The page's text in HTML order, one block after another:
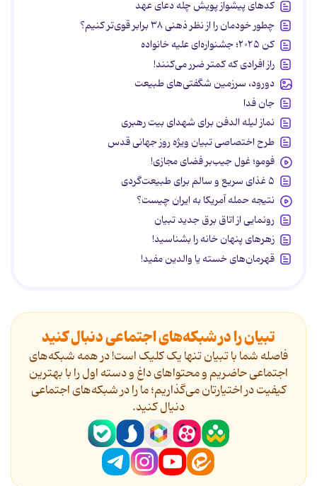
کدهای پیشواز پویش چله دعای عهد
چطور خودمان را از نظر ذهنی ۳۸ برابر قوی‌تر کنیم؟
کن ۲۰۲۵؛ جشنواره‌ای علیه خانواده
راز افرادی که کمتر ضرر می‌کنند!
دورود، سرزمین شگفتی‌های طبیعت
جان فدا
نماز لیله الدفن برای شهدای بیت رهبری
طرح اختصاصی تبیان ویژه روز جهانی قدس
فومو؛ غول جیب‌بر فضای مجازی!
۵ غذای سریع و سالم برای طبیعت‌گردی
نتیجه حمله آمریکا به ایران چیست؟
رونمایی از اتاق برق جدید تبیان
زهرهای پنهان خانه را بشناسید!
قهرمان‌های خسته یا والدین مفید!
تبیان را در شبکه‌های اجتماعی دنبال کنید
فاصله شما با تبیان تنها یک کلیک است! در همه شبکه‌های
اجتماعی حاضریم و محتواهای داغ و دسته اول را با بهترین
کیفیت در اختیارتان می‌گذاریم؛ ما را در شبکه‌های اجتماعی
دنیال کنید.